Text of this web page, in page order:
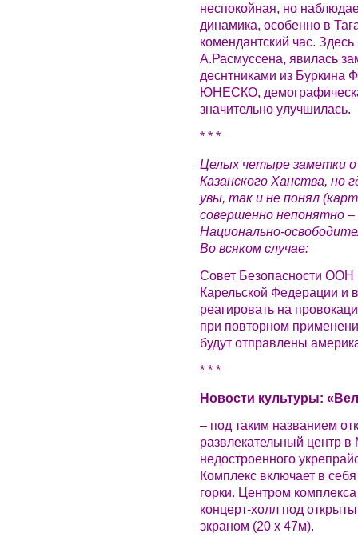
неспокойная, но
динамика, особенно в
комендантский час.
А.Расмуссена, явилась
деснтниками из Буркина
ЮНЕСКО,
значительно улучшилась.
* * *
Целых четыре заметки о
Казанского Ханства, но
увы, так и не понял
совершенно непонятно
Национально-
Во всяком случае:
Совет Безопасности ООН
Карельской Федерации и
реагировать на
при повторном
будут отправлены
* * *
Новости культуры:
– под таким названием
развлекательный центр
недостроенного
Комплекс включает в
горки. Центром
концерт-холл под
экраном (20 х 47м).